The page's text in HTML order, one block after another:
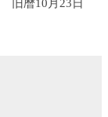
旧暦10月23日